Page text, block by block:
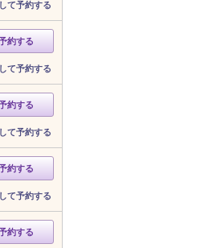
て予約する
約する
て予約する
約する
て予約する
約する
て予約する
約する